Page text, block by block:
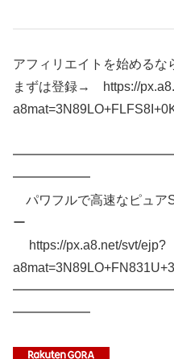
アフィリエイトを始めるな
まずは登録→ https://
━━━━━━
パワフルで高速なピュア
ー
https://px.a8.net/svt/ejp?
━━━━━━